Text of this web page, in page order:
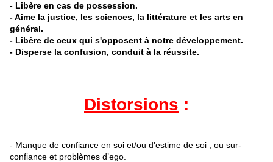
- Libère en cas de possession.
- Aime la justice, les sciences, la littérature et les arts en
général.
- Libère de ceux qui s'opposent à notre développement.
- Disperse la confusion, conduit à la réussite.
Distorsions :
- Manque de confiance en soi et/ou d'estime de soi ; ou sur-
confiance et problèmes d’ego.